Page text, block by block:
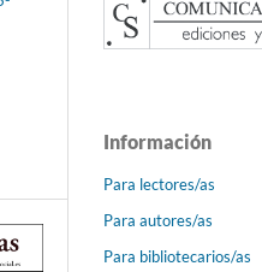
Información
Para lectores/as
Para autores/as
Para bibliotecarios/as